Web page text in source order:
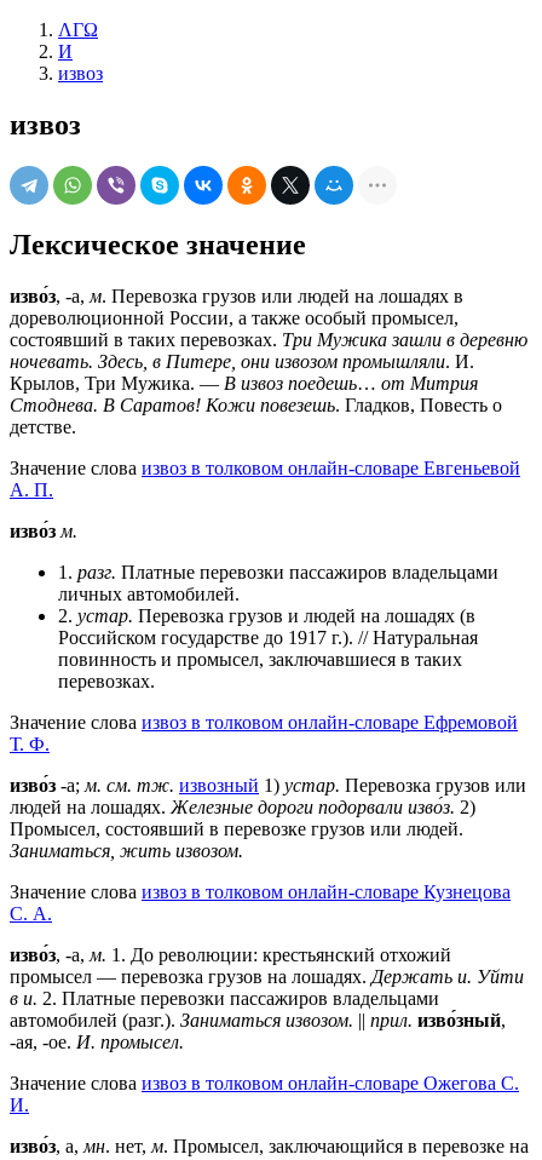
ΛΓΩ
И
извоз
извоз
Лексическое значение
изво́з, -а, м. Перевозка грузов или людей на лошадях в
дореволюционной России, а также особый промысел,
состоявший в таких перевозках. Три Мужика зашли в деревню
ночевать. Здесь, в Питере, они извозом промышляли. И.
Крылов, Три Мужика. — В извоз поедешь… от Митрия
Стоднева. В Саратов! Кожи повезешь. Гладков, Повесть о
детстве.
Значение слова извоз в толковом онлайн-словаре Евгеньевой
А. П.
изво́з м.
1. разг. Платные перевозки пассажиров владельцами
личных автомобилей.
2. устар. Перевозка грузов и людей на лошадях (в
Российском государстве до 1917 г.). // Натуральная
повинность и промысел, заключавшиеся в таких
перевозках.
Значение слова извоз в толковом онлайн-словаре Ефремовой
Т. Ф.
изво́з -а; м. см. тж. извозный 1) устар. Перевозка грузов или
людей на лошадях. Железные дороги подорвали изво́з. 2)
Промысел, состоявший в перевозке грузов или людей.
Заниматься, жить извозом.
Значение слова извоз в толковом онлайн-словаре Кузнецова
С. А.
изво́з, -а, м. 1. До революции: крестьянский отхожий
промысел — перевозка грузов на лошадях. Держать и. Уйти
в и. 2. Платные перевозки пассажиров владельцами
автомобилей (разг.). Заниматься извозом. || прил. изво́зный,
-ая, -ое. И. промысел.
Значение слова извоз в толковом онлайн-словаре Ожегова C.
И.
изво́з, а, мн. нет, м. Промысел, заключающийся в перевозке на